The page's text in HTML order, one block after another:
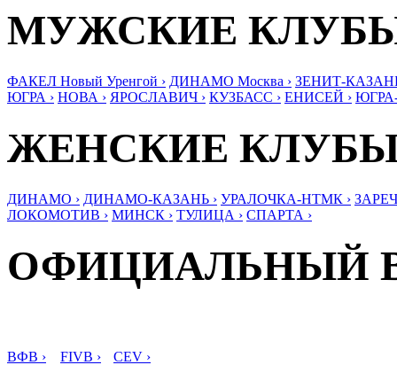
МУЖСКИЕ
ФАКЕЛ Новый Уренгой › ДИНАМО Москва › ЗЕНИТ-
ЮГРА › НОВА › ЯРОСЛАВИЧ › КУЗБАСС › ЕНИСЕЙ ›
ЖЕНСКИЕ
ДИНАМО › ДИНАМО-КАЗАНЬ › УРАЛОЧКА-НТМК ›
ЛОКОМОТИВ › МИНСК › ТУЛИЦА › СПАРТА ›
ОФИЦИАЛЬНЫЙ
ВФВ › FIVB › CEV ›